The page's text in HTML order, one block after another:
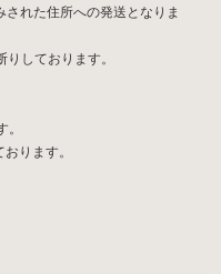
された住所への発送となりま
しております。
ります。